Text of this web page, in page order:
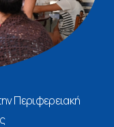
Περιφερειακή